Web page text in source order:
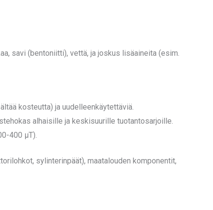
savi (bentoniitti), vettä, ja joskus lisäaineita (esim.
kosteutta) ja uudelleenkäytettäviä.
alhaisille ja keskisuurille tuotantosarjoille.
400 µT).
sylinterinpäät), maatalouden komponentit,